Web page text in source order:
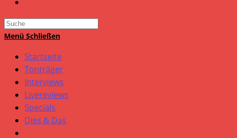
Search
this
Menü Schließen
Startseite
Tonträger
Interviews
Livereviews
Specials
Dies & Das